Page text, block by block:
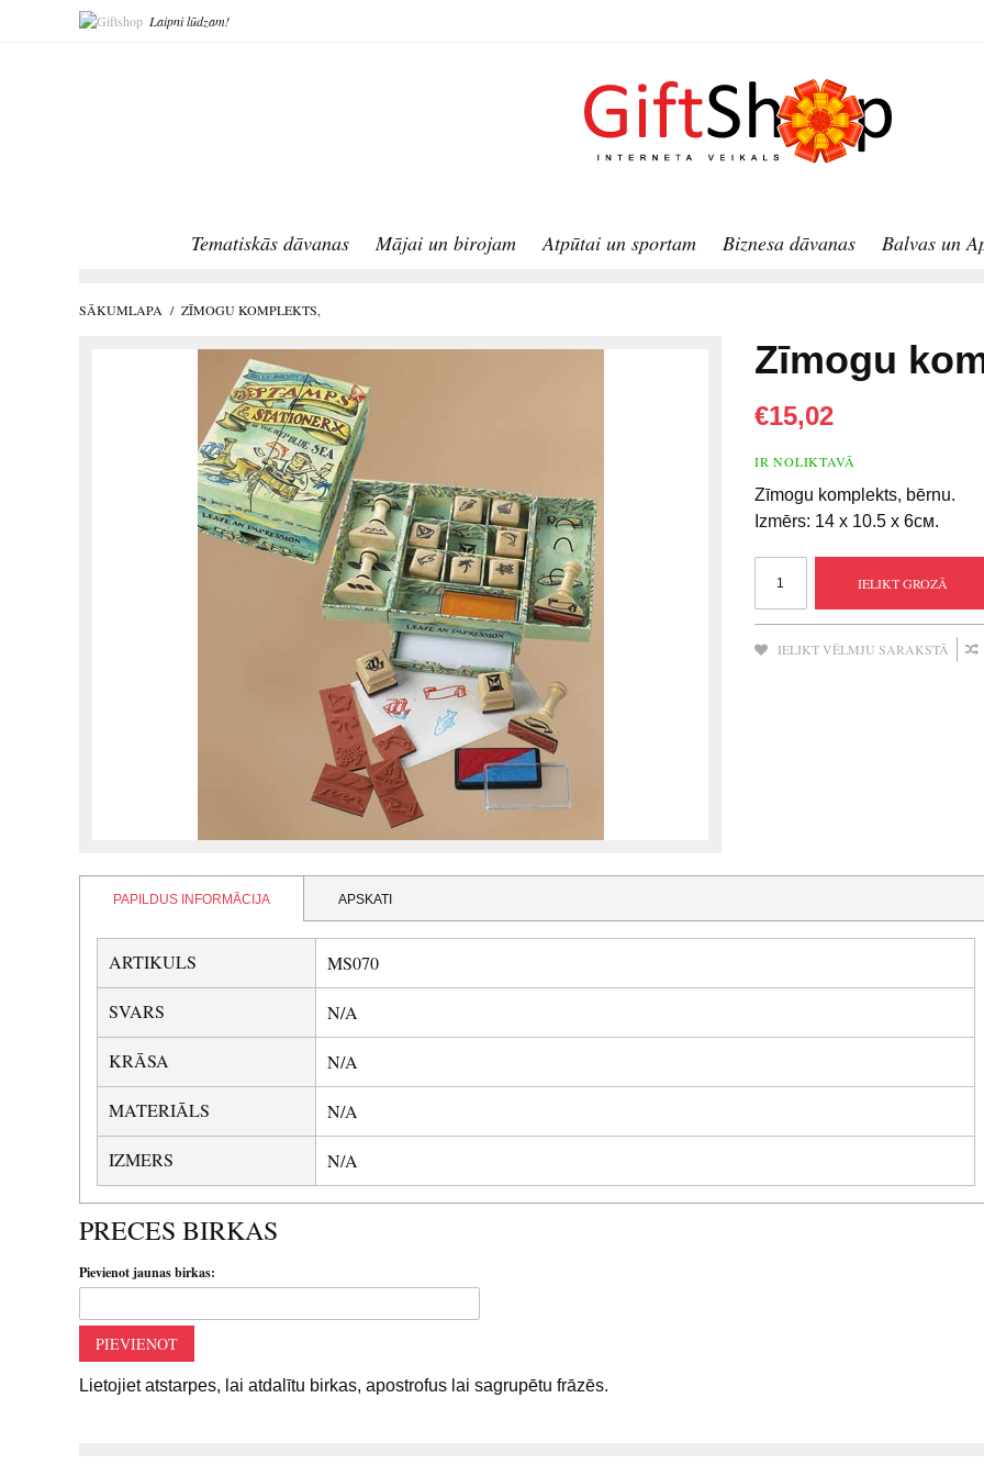
Laipni lūdzam!
Tematiskās dāvanas Mājai un birojam Atpūtai un sportam Biznesa dāvanas Balvas un
SĀKUMLAPA / ZĪMOGU KOMPLEKTS,
Zīmogu
€15,02
IR NOLIKTAVĀ
Zīmogu komplekts, bērnu.
Izmērs: 14 x 10.5 x 6см.
IELIKT GROZĀ
IELIKT VĒLMJU SARAKSTĀ
PAPILDUS INFORMĀCIJA APSKATI
ARTIKULS MS070
SVARS N/A
KRĀSA N/A
MATERIĀLS N/A
IZMERS N/A
PRECES BIRKAS
Pievienot jaunas birkas:
PIEVIENOT
Lietojiet atstarpes, lai atdalītu birkas, apostrofus lai sagrupētu frāzēs.